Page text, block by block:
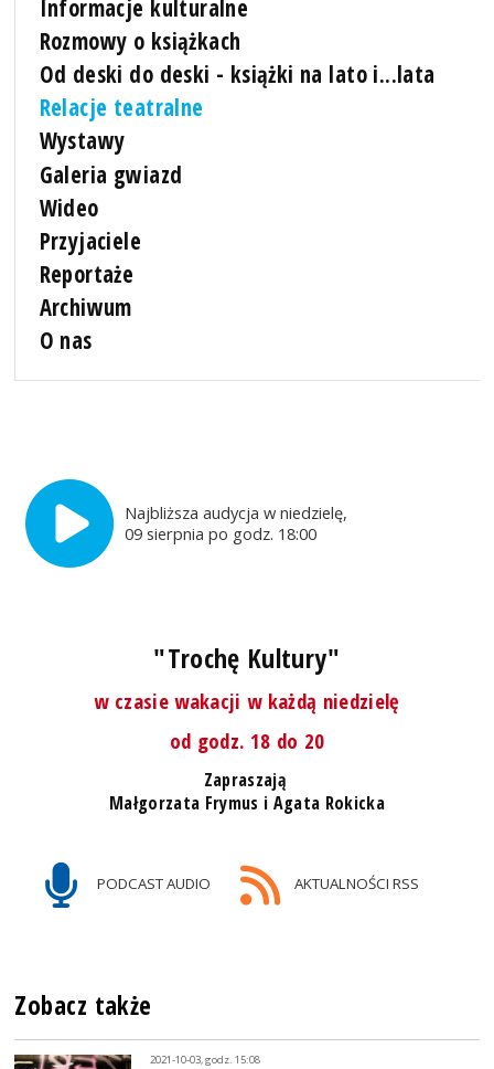
Informacje kulturalne
Rozmowy o książkach
Od deski do deski - książki na lato i...lata
Relacje teatralne
Wystawy
Galeria gwiazd
Wideo
Przyjaciele
Reportaże
Archiwum
O nas
Najbliższa audycja w niedzielę,
09 sierpnia po godz. 18:00
"Trochę Kultury"
w czasie wakacji w każdą niedzielę
od godz. 18 do 20
Zapraszają
Małgorzata Frymus i Agata Rokicka
PODCAST AUDIO AKTUALNOŚCI RSS
Zobacz także
2021-10-03, godz. 15:08